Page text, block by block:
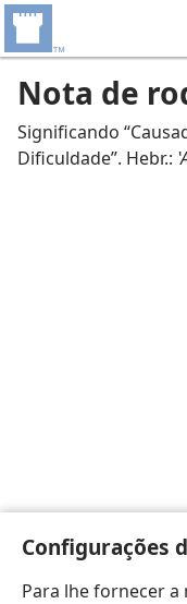
Configurações
Para lhe fornecer a
Nota de
Significando
Dificuldade”. Hebr.: